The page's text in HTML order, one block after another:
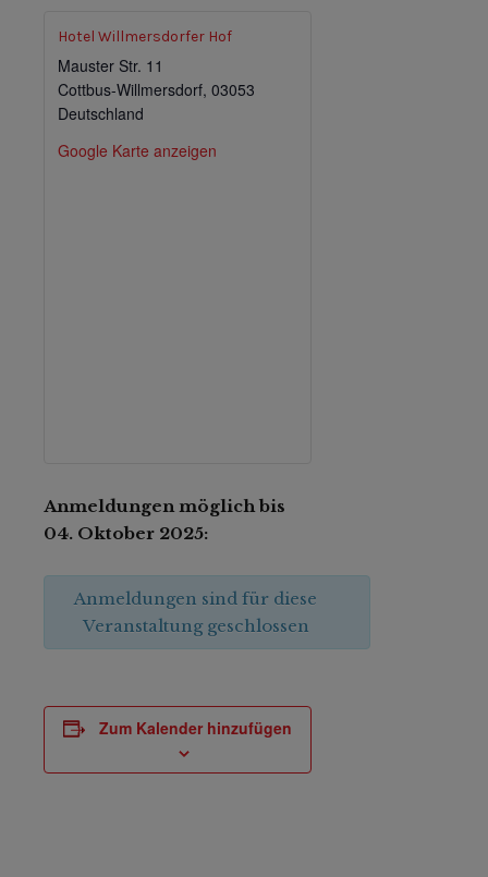
Hotel Willmersdorfer Hof
Mauster Str. 11
Cottbus-Willmersdorf, 03053
Deutschland
Google Karte anzeigen
Anmeldungen möglich bis
04. Oktober 2025:
Anmeldungen sind für diese
Veranstaltung geschlossen
Zum Kalender hinzufügen